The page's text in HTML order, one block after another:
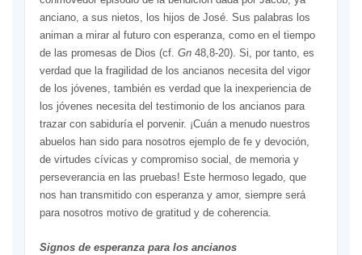
anciano, a sus nietos, los hijos de José. Sus palabras los
animan a mirar al futuro con esperanza, como en el tiempo
de las promesas de Dios (cf. Gn48,8-20). Si, por tanto, es
verdad que la fragilidad de los ancianos necesita del vigor
de los jóvenes, también es verdad que la inexperiencia de
los jóvenes necesita del testimonio de los ancianos para
trazar con sabiduría el porvenir. ¡Cuán a menudo nuestros
abuelos han sido para nosotros ejemplo de fe y devoción,
de virtudes cívicas y compromiso social, de memoria y
perseverancia en las pruebas! Este hermoso legado, que
nos han transmitido con esperanza y amor, siempre será
para nosotros motivo de gratitud y de coherencia.
Signos de esperanza para los ancianos